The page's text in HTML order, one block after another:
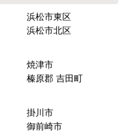
浜松市東区
浜松市北区
焼津市
榛原郡 吉田町
掛川市
御前崎市